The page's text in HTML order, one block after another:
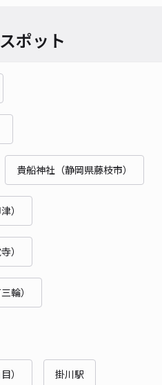
ポット
貴船神社（静岡県藤枝市）
）
）
輪）
） 掛川駅